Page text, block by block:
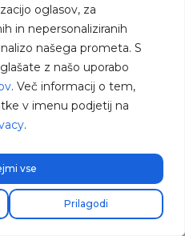
oglasov, za
in nepersonaliziranih
našega prometa. S
z našo uporabo
. Več informacij o tem,
v imenu podjetij na
.
Prilagodi
vse